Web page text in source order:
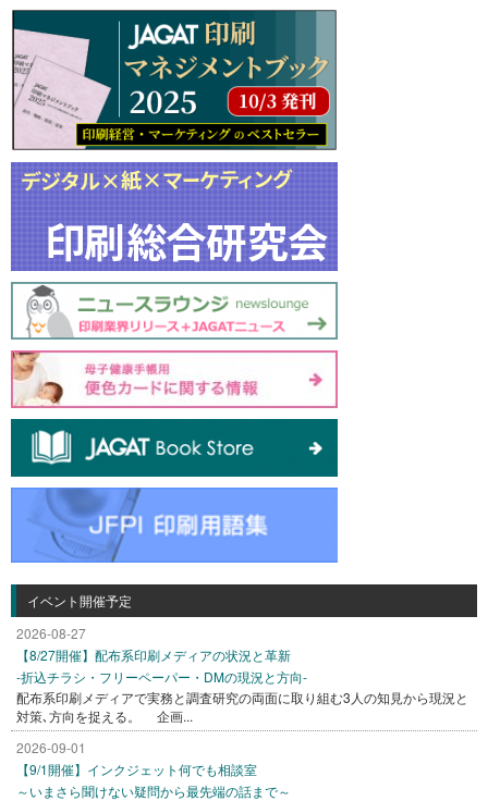
イベント開催予定
2026-08-27
【8/27開催】配布系印刷メディアの状況と革新
-折込チラシ・フリーペーパー・DMの現況と方向-
配布系印刷メディアで実務と調査研究の両面に取り組む3人の知見から現況と
対策､方向を捉える。 企画...
2026-09-01
【9/1開催】インクジェット何でも相談室
～いまさら聞けない疑問から最先端の話まで～